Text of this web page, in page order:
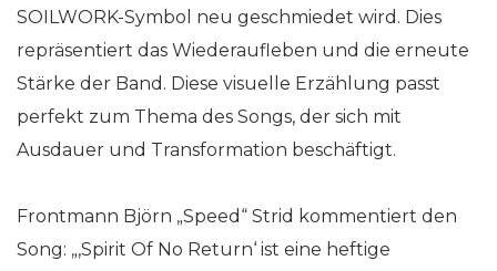
SOILWORK-Symbol neu geschmiedet wird. Dies
repräsentiert das Wiederaufleben und die erneute
Stärke der Band. Diese visuelle Erzählung passt
perfekt zum Thema des Songs, der sich mit
Ausdauer und Transformation beschäftigt.
Frontmann Björn „Speed“ Strid kommentiert den
Song: „‚Spirit Of No Return‘ ist eine heftige